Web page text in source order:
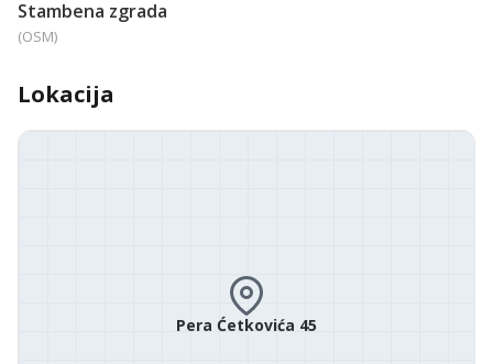
Stambena zgrada
(OSM)
Lokacija
Pera Ćetkovića 45